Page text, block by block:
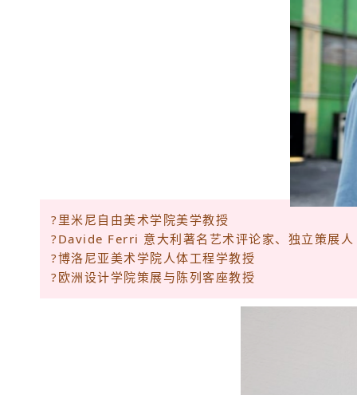
?里米尼自由美术学院美学教授
?Davide Ferri 意大利著名艺术评论家、独立策展人
?博洛尼亚美术学院人体工程学教授
?欧洲设计学院策展与陈列客座教授